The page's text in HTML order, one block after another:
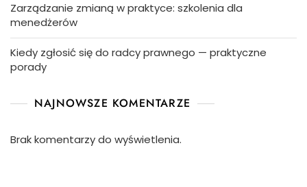
Zarządzanie zmianą w praktyce: szkolenia dla
menedżerów
Kiedy zgłosić się do radcy prawnego — praktyczne
porady
NAJNOWSZE KOMENTARZE
Brak komentarzy do wyświetlenia.